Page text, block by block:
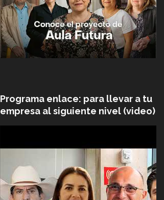
Programa enlace: para llevar a tu
empresa al siguiente nivel (video)